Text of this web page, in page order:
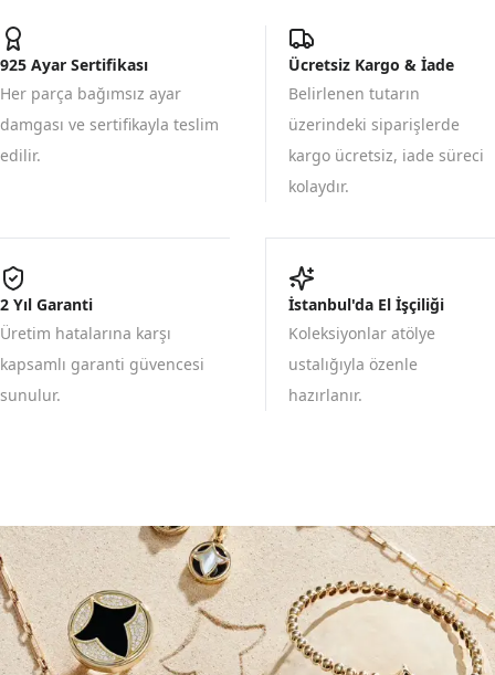
925 Ayar Sertifikası
Her parça bağımsız ayar
damgası ve sertifikayla teslim
edilir.
Ücretsiz Kargo & İade
Belirlenen tutarın
üzerindeki siparişlerde
kargo ücretsiz, iade süreci
kolaydır.
2 Yıl Garanti
Üretim hatalarına karşı
kapsamlı garanti güvencesi
sunulur.
İstanbul'da El İşçiliği
Koleksiyonlar atölye
ustalığıyla özenle
hazırlanır.